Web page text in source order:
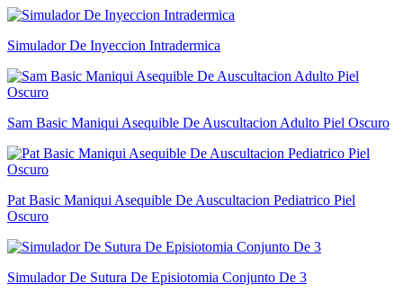
Simulador De Inyeccion Intradermica
Sam Basic Maniqui Asequible De Auscultacion Adulto Piel Oscuro
Pat Basic Maniqui Asequible De Auscultacion Pediatrico Piel
Oscuro
Simulador De Sutura De Episiotomia Conjunto De 3